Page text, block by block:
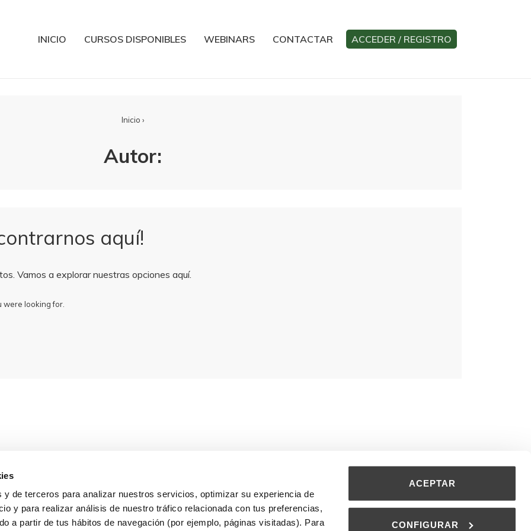
y de terceros para analizar nuestros servicios, optimizar su experiencia de
y para realizar análisis de nuestro tráfico relacionada con tus preferencias,
a partir de tus hábitos de navegación (por ejemplo, páginas visitadas). Para
ACEPTAR
CONFIGURAR
INICIO CURSOS DISPONIBLES WEBINARS CONTACTAR ACCEDER / REGISTRO
Inicio ›
Autor:
aquí!
Vamos a explorar nuestras opciones aquí.
were looking for.